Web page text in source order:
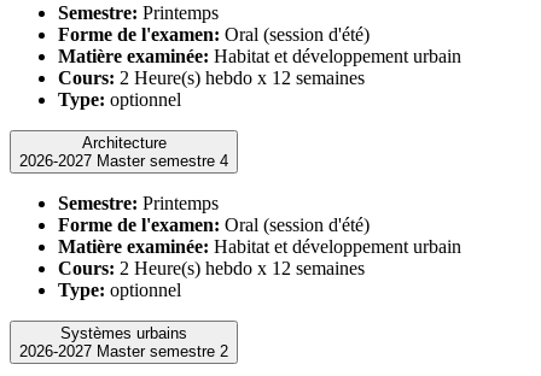
Semestre: Printemps
Forme de l'examen: Oral (session d'été)
Matière examinée: Habitat et développement urbain
Cours: 2 Heure(s) hebdo x 12 semaines
Type: optionnel
Architecture
2026-2027 Master semestre 4
Semestre: Printemps
Forme de l'examen: Oral (session d'été)
Matière examinée: Habitat et développement urbain
Cours: 2 Heure(s) hebdo x 12 semaines
Type: optionnel
Systèmes urbains
2026-2027 Master semestre 2